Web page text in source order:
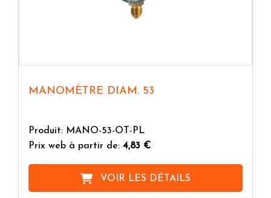
où, ne nécessitant pas d'alimentation électrique.
MANOMÈTRE DIAM. 53
Produit: MANO-53-OT-PL
Prix web à partir de: 4,83 €
VOIR LES DÉTAILS